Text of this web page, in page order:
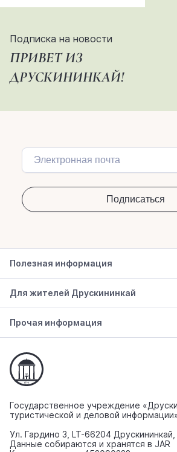
Подписка на новости
ПРИВЕТ ИЗ
ДРУСКИНИНКАЙ!
Полезная информация
Для жителей Друскининкай
Прочая информация
Государственное учреждение
туристической и деловой
Ул. Гардино 3, LT-66204 Друскининкай,
Данные собираются и хранятся в JAR